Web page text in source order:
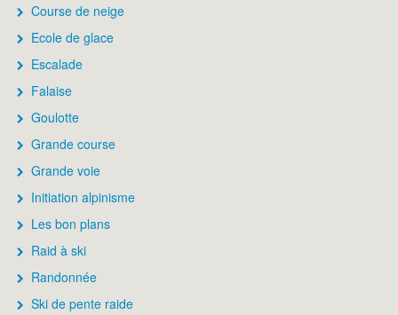
Course de neige
Ecole de glace
Escalade
Falaise
Goulotte
Grande course
Grande voie
Initiation alpinisme
Les bon plans
Raid à ski
Randonnée
Ski de pente raide